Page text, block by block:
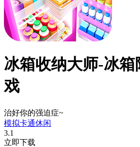
冰箱收纳大师-冰
戏
治好你的强迫症~
模拟卡通休闲
3.1
立即下载